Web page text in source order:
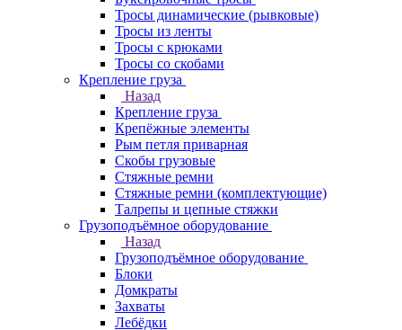
Тросы динамические (рывковые)
Тросы из ленты
Тросы с крюками
Тросы со скобами
Крепление груза
Назад
Крепление груза
Крепёжные элементы
Рым петля приварная
Скобы грузовые
Стяжные ремни
Стяжные ремни (комплектующие)
Талрепы и цепные стяжки
Грузоподъёмное оборудование
Назад
Грузоподъёмное оборудование
Блоки
Домкраты
Захваты
Лебёдки